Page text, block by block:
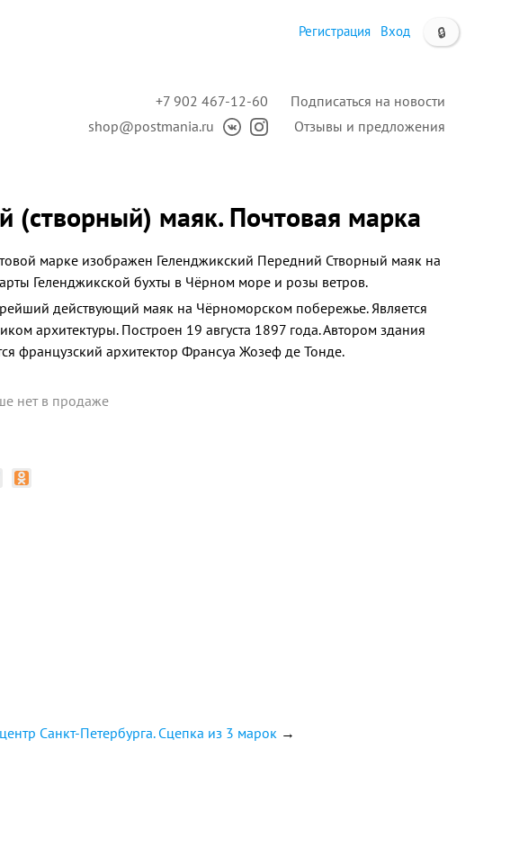
🔒
Регистрация Вход
Подписаться на новости
Отзывы и предложения
+7 902 467-12-60
shop@postmania.ru
(створный) маяк. Почтовая марка
марке изображен Геленджикский Передний Створный маяк на
Геленджикской бухты в Чёрном море и розы ветров.
действующий маяк на Чёрноморском побережье. Является
архитектуры. Построен 19 августа 1897 года. Автором здания
французский архитектор Франсуа Жозеф де Тонде.
нет в продаже
Санкт-Петербурга. Сцепка из 3 марок →